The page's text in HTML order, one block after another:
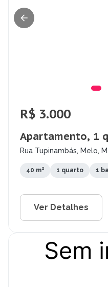
R$ 3.000
Apartamento, 1
Rua Tupinambás, Melo,
40 m² 1 quarto 1
Ver Detalhes